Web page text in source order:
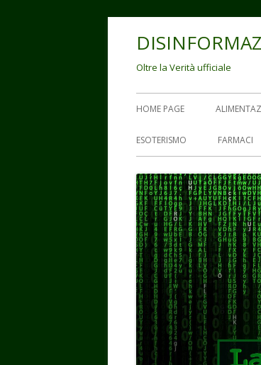
Oltre la Verità ufficiale
Menu
principale
HOME PAGE
ESOTERISMO FARMACI